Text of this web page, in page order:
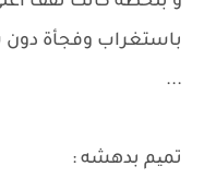
باستغراب وفجأة دون
...
تمیم بدهشه :